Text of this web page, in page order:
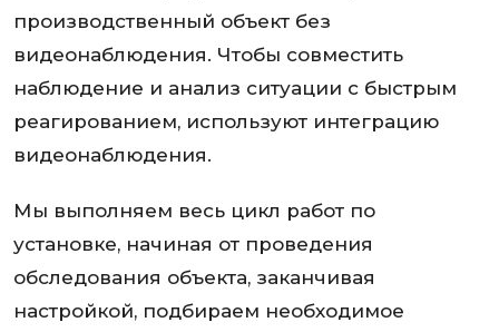
производственный объект без
видеонаблюдения. Чтобы совместить
наблюдение и анализ ситуации с быстрым
реагированием, используют интеграцию
видеонаблюдения.
Мы выполняем весь цикл работ по
установке, начиная от проведения
обследования объекта, заканчивая
настройкой, подбираем необходимое